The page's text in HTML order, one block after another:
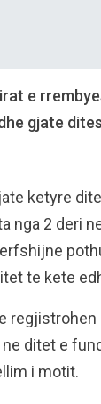
e
gjate
ketyre
nga 2 deri
te kete
regjistrohen
ditet e
i motit.